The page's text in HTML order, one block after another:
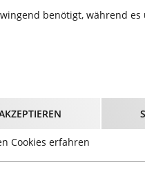
18:00 Uhr
benötigt, während
Cookies erfahren